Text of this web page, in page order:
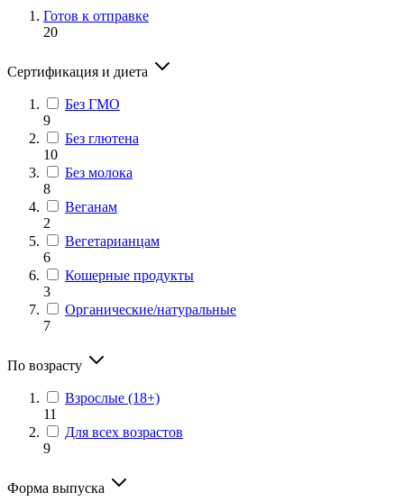
Готов к отправке
20
Сертификация и диета
Без ГМО
9
Без глютена
10
Без молока
8
Веганам
2
Вегетарианцам
6
Кошерные продукты
3
Органические/натуральные
7
По возрасту
Взрослые (18+)
11
Для всех возрастов
9
Форма выпуска